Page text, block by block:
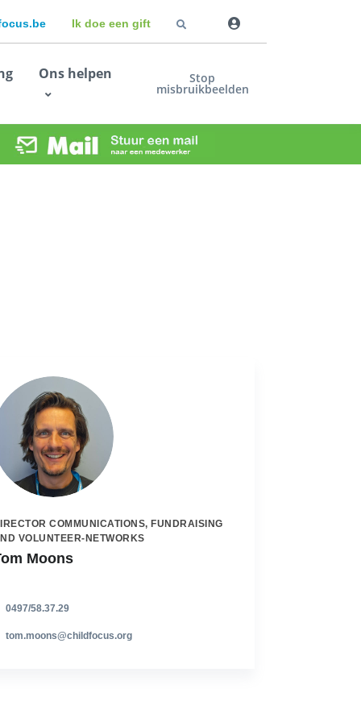
Ik doe een gift
Ons helpen Stop
misbruikbeelden
COMMUNICATIONS, FUNDRAISING
VOLUNTEER-NETWORKS
Moons
0497/58.37.29
tom.moons@childfocus.org